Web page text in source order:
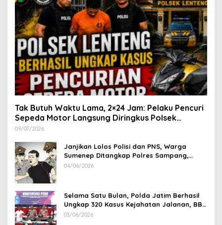
Tak Butuh Waktu Lama, 2×24 Jam: Pelaku Pencuri
Sepeda Motor Langsung Diringkus Polsek
Lenteng di Wilayah Manding
09/07/2026
Janjikan Lolos Polisi dan PNS, Warga
Sumenep Ditangkap Polres Sampang,
Korban Rugi Rp 600 juta
04/06/2026
Selama Satu Bulan, Polda Jatim Berhasil
Ungkap 320 Kasus Kejahatan Jalanan, BB
100 Sepeda Motor dan 12 Mobil Diamankan
03/06/2026